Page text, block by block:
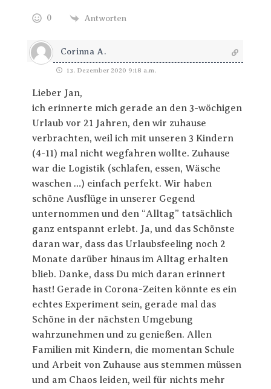
0 Antworten
Corinna A.
13. Dezember 2020 9:18 a.m.
Lieber Jan,
ich erinnerte mich gerade an den 3-wöchigen
Urlaub vor 21 Jahren, den wir zuhause
verbrachten, weil ich mit unseren 3 Kindern
(4-11) mal nicht wegfahren wollte. Zuhause
war die Logistik (schlafen, essen, Wäsche
waschen …) einfach perfekt. Wir haben
schöne Ausflüge in unserer Gegend
unternommen und den “Alltag” tatsächlich
ganz entspannt erlebt. Ja, und das Schönste
daran war, dass das Urlaubsfeeling noch 2
Monate darüber hinaus im Alltag erhalten
blieb. Danke, dass Du mich daran erinnert
hast! Gerade in Corona-Zeiten könnte es ein
echtes Experiment sein, gerade mal das
Schöne in der nächsten Umgebung
wahrzunehmen und zu genießen. Allen
Familien mit Kindern, die momentan Schule
und Arbeit von Zuhause aus stemmen müssen
und am Chaos leiden, weil für nichts mehr